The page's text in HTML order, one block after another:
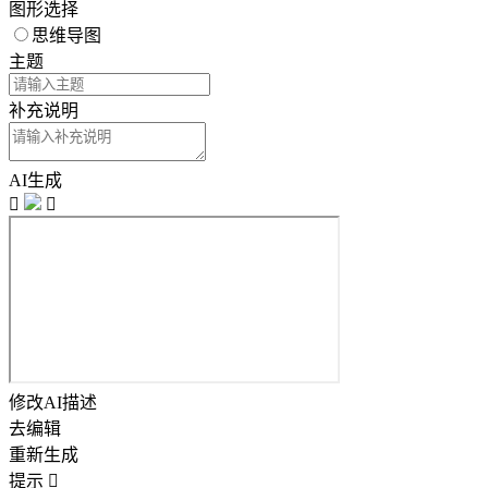
图形选择
思维导图
主题
补充说明
AI生成


修改AI描述
去编辑
重新生成
提示 